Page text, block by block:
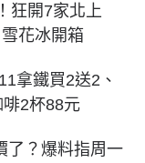
狂開7家北上
花冰開箱
拿鐵買2送2、
2杯88元
了？爆料指周一